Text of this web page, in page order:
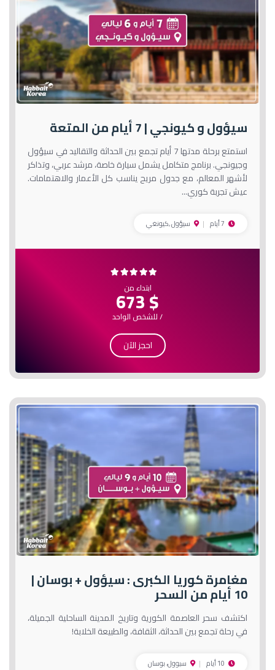
سيؤول و كيونجي | 7 أيام من المتعة
استمتع برحلة مدتها 7 أيام تجمع بين الحداثة والتقاليد في سيؤول
وجيونجي. برنامج متكامل يشمل سيارة خاصة، مرشد عربي، وتذاكر
لأشهر المعالم، مع جدول مريح يناسب كل الأعمار والاهتمامات.
عيش تجربة كوري...
سيؤول ,كيونغي
ابتداء من$ 673
/ للشخص الواحد
احجز الآن
مغامرة كوريا الكبرى : سيؤول + بوسان |
10 أيام من السحر
اكتشف سحر العاصمة الكورية وتاريخ المدينة الساحلية الجميلة،
في رحلة تجمع بين الحداثة، الثقافة، والطبيعة الخلابة!
سيوول، بوسان